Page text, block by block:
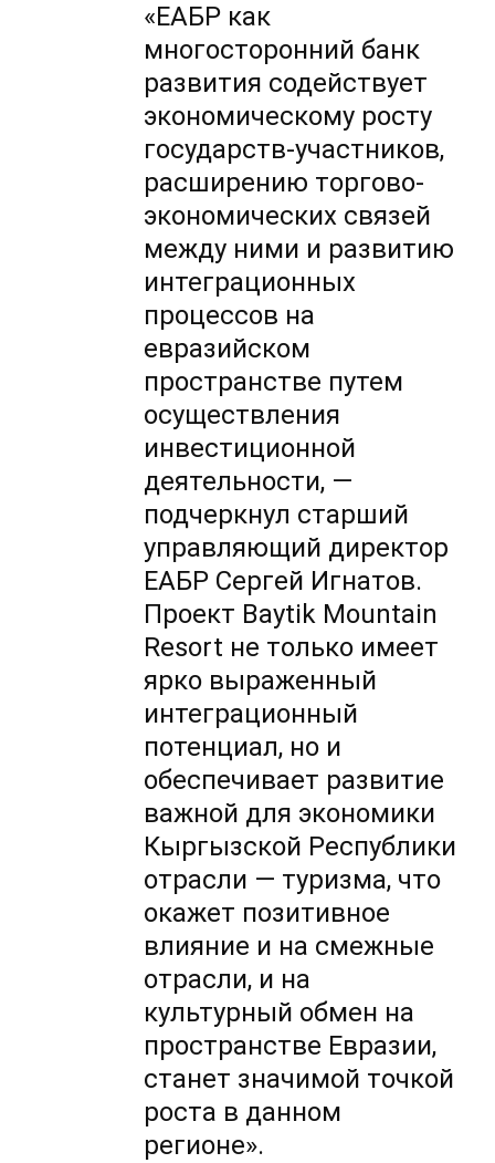
«ЕАБР как
многосторонний банк
развития содействует
экономическому росту
государств-участников,
расширению торгово-
экономических связей
между ними и развитию
интеграционных
процессов на
евразийском
пространстве путем
осуществления
инвестиционной
деятельности, —
подчеркнул старший
управляющий директор
ЕАБР Сергей Игнатов.
Проект Baytik Mountain
Resort не только имеет
ярко выраженный
интеграционный
потенциал, но и
обеспечивает развитие
важной для экономики
Кыргызской Республики
отрасли — туризма, что
окажет позитивное
влияние и на смежные
отрасли, и на
культурный обмен на
пространстве Евразии,
станет значимой точкой
роста в данном
регионе».